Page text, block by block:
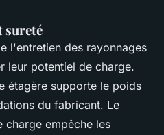
sureté
l'entretien des rayonnages
leur potentiel de charge.
étagère supporte le poids
du fabricant. Le
charge empêche les